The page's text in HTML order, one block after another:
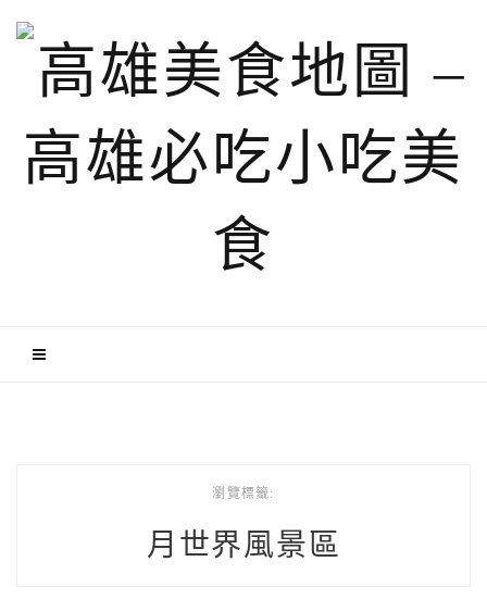
瀏覽標籤:
月世界風景區